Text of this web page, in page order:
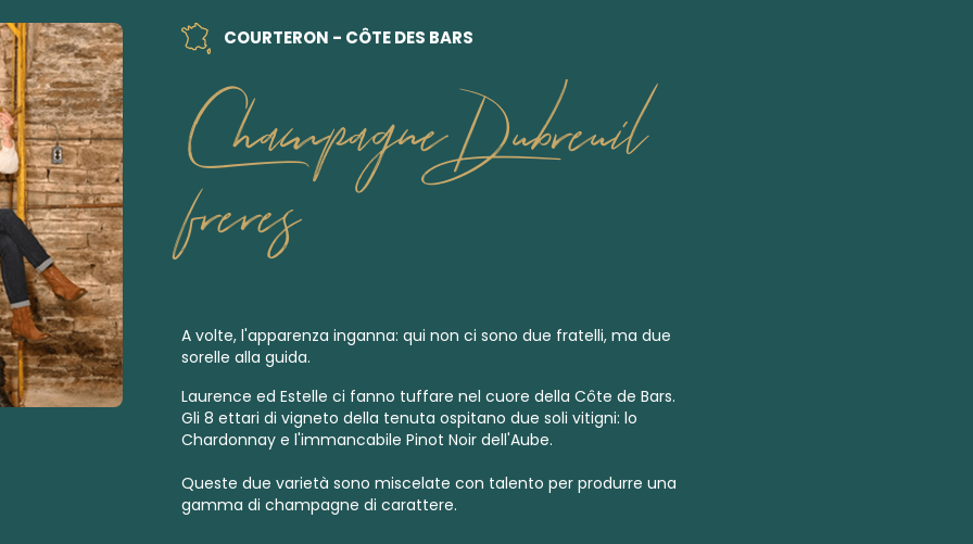
COURTERON - CÔTE DES BARS
Champagne Dubreuil
freres
A volte, l'apparenza inganna: qui non ci sono due fratelli, ma due
sorelle alla guida.
Laurence ed Estelle ci fanno tuffare nel cuore della Côte de Bars.
Gli 8 ettari di vigneto della tenuta ospitano due soli vitigni: lo
Chardonnay e l'immancabile Pinot Noir dell'Aube.
Queste due varietà sono miscelate con talento per produrre una
gamma di champagne di carattere.